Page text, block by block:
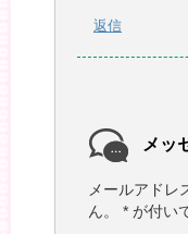
返信
メッ
メールアドレ
ん。
* が付い